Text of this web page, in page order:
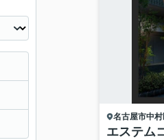
名古屋市中村
エステム